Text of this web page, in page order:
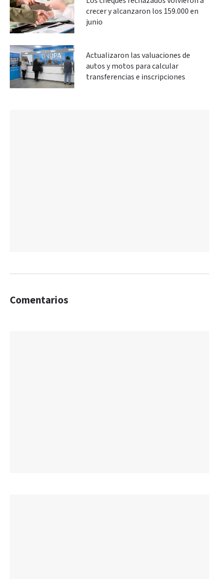
crecer y alcanzaron los 159.000 en
junio
Actualizaron las valuaciones de
autos y motos para calcular
transferencias e inscripciones
Comentarios